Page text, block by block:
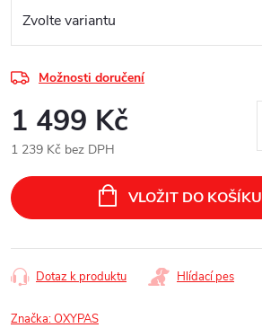
Možnosti doručení
1 499 Kč
1 239 Kč bez DPH
cena:
VLOŽIT DO KOŠÍKU
Dotaz k produktu Hlídací pes
Značka:OXYPAS